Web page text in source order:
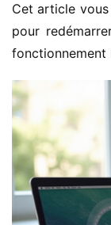
Cet article
pour
fonctionnement